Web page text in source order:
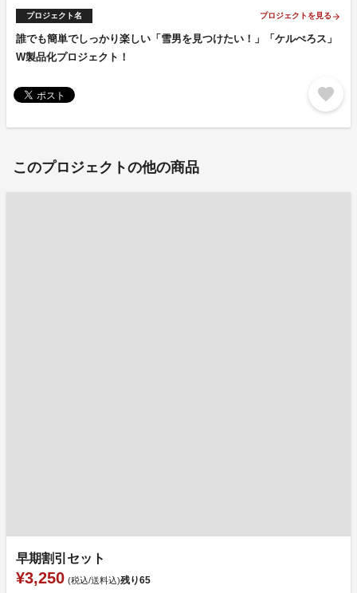
プロジェクト名 プロジェクトを見る arrow_forward
誰でも簡単でしっかり楽しい「雪男を見つけたい！」「ケルぺろス」
W製品化プロジェクト！
favorite
このプロジェクトの他の商品
早期割引セット
¥3,250 (税込/送料込)残り65